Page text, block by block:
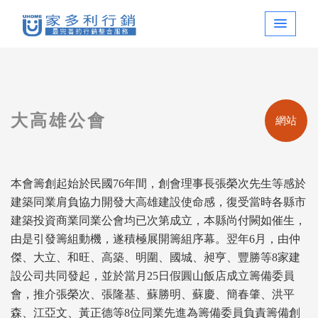
大高雄公會 網站
本會籌創起始於民國76年間，創會理事長張榮次先生等感於
建築同業肩負協力開發大高雄建設使命感，復受當時各縣市
建築投資商業同業公會均已次第成立，本縣尚付闕如催生，
由是引發籌組動機，遂積極展開籌組序幕。翌年6月，由仲
傑、大立、和旺、高築、明圍、國城、昶亨、豐勝等8家建
設公司共同發起，並於當月25日假圓山飯店成立籌備委員
會，推介張榮次、張隆基、蘇勝明、蘇慶、簡春肇、洪平
森、江亞文、黃正德等8位同業先進為籌備委員負責籌備創